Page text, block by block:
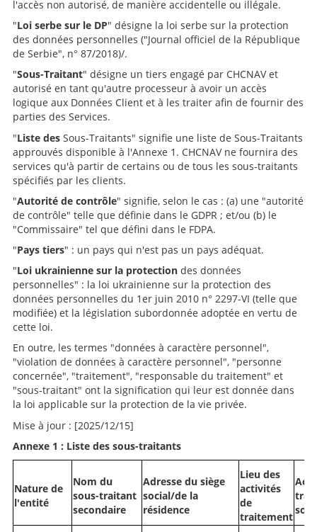
l'accès non autorisé, de manière accidentelle ou illégale.
"Loi serbe sur le DP" désigne la loi serbe sur la protection
des données personnelles ("Journal officiel de la République
de Serbie", n° 87/2018)/.
"Sous-Traitant" désigne un tiers engagé par CHCNAV et
autorisé en tant qu'autre processeur à avoir un accès
logique aux Données Client et à les traiter afin de fournir des
parties des Services.
"Liste des Sous-Traitants" signifie une liste de Sous-Traitants
approuvés disponible à l'Annexe 1. CHCNAV ne fournira des
services qu'à partir de certains ou de tous les sous-traitants
spécifiés par les clients.
"Autorité de contrôle" signifie, selon le cas : (a) une "autorité
de contrôle" telle que définie dans le GDPR ; et/ou (b) le
"Commissaire" tel que défini dans le FDPA.
"Pays tiers" : un pays qui n'est pas un pays adéquat.
"Loi ukrainienne sur la protection des données
personnelles" : la loi ukrainienne sur la protection des
données personnelles du 1er juin 2010 n° 2297-VI (telle que
modifiée) et la législation subordonnée adoptée en vertu de
cette loi.
En outre, les termes "données à caractère personnel",
"violation de données à caractère personnel", "personne
concernée", "traitement", "responsable du traitement" et
"sous-traitant" ont la signification qui leur est donnée dans
la loi applicable sur la protection de la vie privée.
Mise à jour : [2025/12/15]
Annexe 1 : Liste des sous-traitants
Nature de
l'entité
Nom du
sous-traitant
secondaire
Adresse du siège
social/de la
résidence
Lieu des
activités
de
traitement